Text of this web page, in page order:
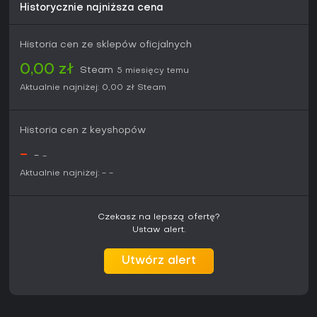
Historycznie najniższa cena
Historia cen ze sklepów oficjalnych
0,00 zł Steam 5 miesięcy temu
Aktualnie najniżej: 0,00 zł Steam
Historia cen z keyshopów
- - -
Aktualnie najniżej: - -
Czekasz na lepszą ofertę?
Ustaw alert.
Utwórz alert